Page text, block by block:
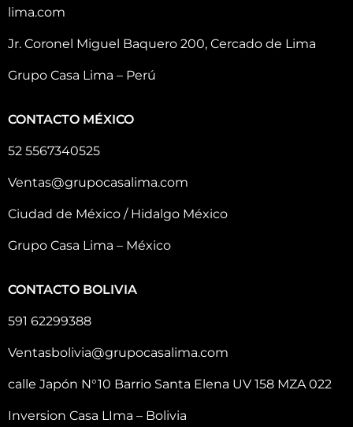
lima.com
Jr. Coronel Miguel Baquero 200, Cercado de Lima
Grupo Casa Lima – Perú
CONTACTO MÉXICO
52 5567340525
Ventas@grupocasalima.com
Ciudad de México / Hidalgo México
Grupo Casa Lima – México
CONTACTO BOLIVIA
591 62299388
Ventasbolivia@grupocasalima.com
calle Japón N°10 Barrio Santa Elena UV 158 MZA 022
Inversion Casa LIma – Bolivia